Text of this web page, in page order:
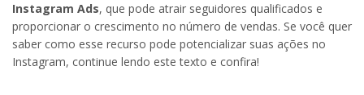
Instagram Ads, que pode atrair seguidores qualificados e
proporcionar o crescimento no número de vendas. Se você quer
saber como esse recurso pode potencializar suas ações no
Instagram, continue lendo este texto e confira!